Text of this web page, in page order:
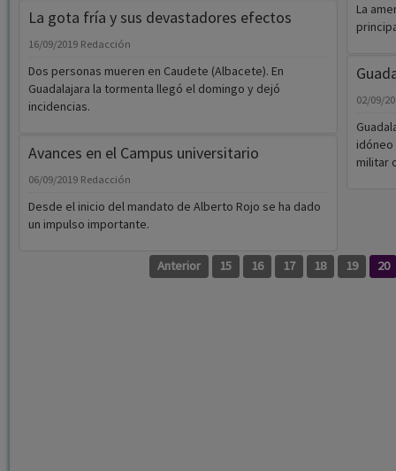
La gota fría y sus devastadores efectos
16/09/2019 Redacción
Dos personas mueren en Caudete (Albacete). En
Guadalajara la tormenta llegó el domingo y dejó
incidencias.
Avances en el Campus universitario
06/09/2019 Redacción
Desde el inicio del mandato de Alberto Rojo se ha dado
un impulso importante.
La
02/09/
militar
Anterior 15 16 17 18 19 20